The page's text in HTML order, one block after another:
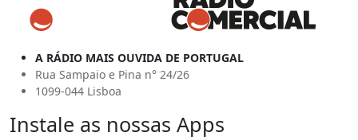
A RÁDIO MAIS OUVIDA DE PORTUGAL
Rua Sampaio e Pina n° 24/26
1099-044 Lisboa
Instale as nossas Apps